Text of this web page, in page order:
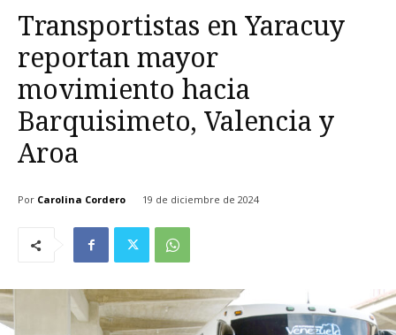
Transportistas en Yaracuy
reportan mayor
movimiento hacia
Barquisimeto, Valencia y
Aroa
Por Carolina Cordero 19 de diciembre de 2024